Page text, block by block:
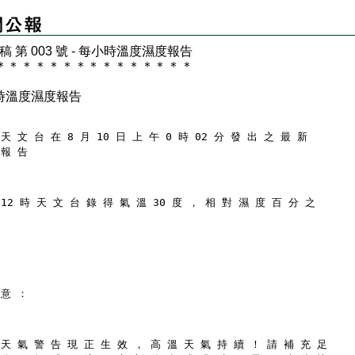
第 003 號 - 每小時溫度濕度報告
＊ ＊ ＊ ＊ ＊ ＊ ＊ ＊ ＊ ＊ ＊ ＊ ＊ ＊
溫度濕度報告
文 台 在 8 月 10 日 上 午 0 時 02 分 發 出 之 最 新
告
時 天 文 台 錄 得 氣 溫 30 度 ， 相 對 濕 度 百 分 之
：
氣 警 告 現 正 生 效 ， 高 溫 天 氣 持 續 ！ 請 補 充 足